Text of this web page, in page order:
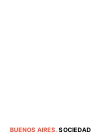
BUENOS AIRES.SOCIEDAD